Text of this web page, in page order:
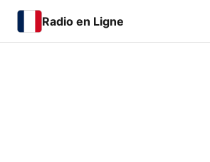
Radio en Ligne